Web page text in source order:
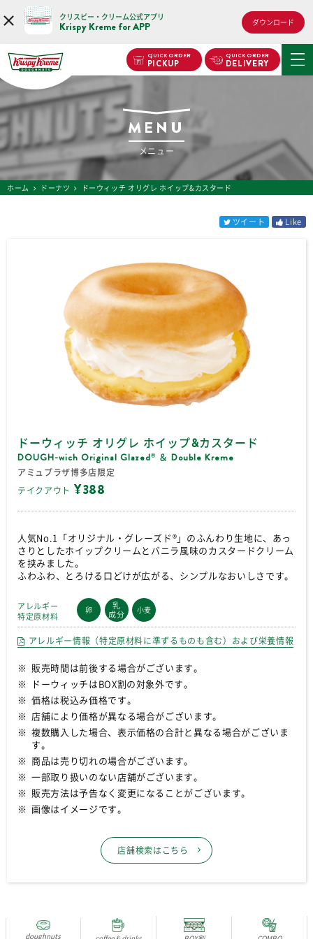
クリスピー・クリーム公式アプリ
Krispy Kreme for APP ダウンロード
QUICK ORDER
PICKUP
QUICK ORDER
DELIVERY
MENU
メニュー
ホーム ドーナツ ドーウィッチ オリグレ ホイップ&カスタード
ツイート Like
ドーウィッチ オリグレ ホイップ&カスタード
DOUGH-wich Original Glazed® ＆ Double Kreme
アミュプラザ博多店限定
テイクアウト ¥388
人気No.1「オリジナル・グレーズド®」のふんわり生地に、あっ
さりとしたホイップクリームとバニラ風味のカスタードクリーム
を挟みました。
ふわふわ、とろける口どけが広がる、シンプルなおいしさです。
アレルギー
特定原材料
卵
乳
成分
小麦
アレルギー情報（特定原材料に準ずるものも含む）および栄養情報
販売時間は前後する場合がございます。
ドーウィッチはBOX割の対象外です。
価格は税込み価格です。
店舗により価格が異なる場合がございます。
複数購入した場合、表示価格の合計と異なる場合がございま
す。
商品は売り切れの場合がございます。
一部取り扱いのない店舗がございます。
販売方法は予告なく変更になることがございます。
画像はイメージです。
店舗検索はこちら
doughnuts